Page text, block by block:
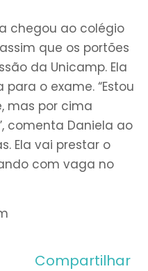
chegou ao colégio
que os portões
da Unicamp. Ela
o exame. “Estou
mas por cima
comenta Daniela ao
Ela vai prestar o
com vaga no
Compartilhar